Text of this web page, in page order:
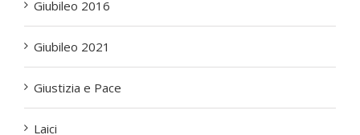
Giubileo 2016
Giubileo 2021
Giustizia e Pace